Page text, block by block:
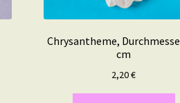
Chrysantheme,
cm
2,20€